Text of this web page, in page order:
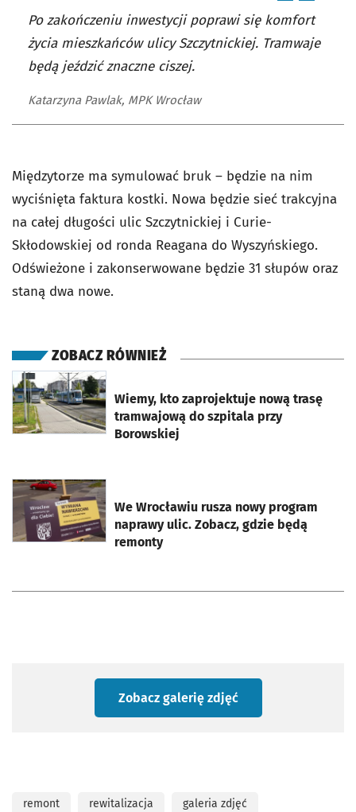
Po zakończeniu inwestycji poprawi się komfort
życia mieszkańców ulicy Szczytnickiej. Tramwaje
będą jeździć znaczne ciszej.
Katarzyna Pawlak, MPK Wrocław
Międzytorze ma symulować bruk – będzie na nim
wyciśnięta faktura kostki. Nowa będzie sieć trakcyjna
na całej długości ulic Szczytnickiej i Curie-
Skłodowskiej od ronda Reagana do Wyszyńskiego.
Odświeżone i zakonserwowane będzie 31 słupów oraz
staną dwa nowe.
ZOBACZ RÓWNIEŻ
Wiemy, kto zaprojektuje nową trasę
tramwajową do szpitala przy
Borowskiej
otworzy się w nowej karcie
We Wrocławiu rusza nowy program
naprawy ulic. Zobacz, gdzie będą
remonty
otworzy się w nowej karcie
Zobacz galerię zdjęć
remont rewitalizacja galeria zdjęć